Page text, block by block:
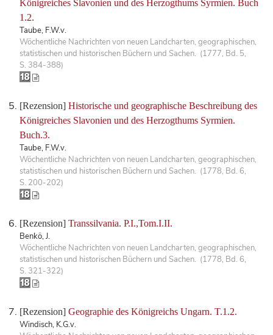
Königreiches Slavonien und des Herzogthums Syrmien. Buch
1.2.
Taube, F.W.v.
Wöchentliche Nachrichten von neuen Landcharten, geographischen,
statistischen und historischen Büchern und Sachen. (1777, Bd. 5,
S. 384-388)
[Rezension] Historische und geographische Beschreibung des
Königreiches Slavonien und des Herzogthums Syrmien.
Buch.3.
Taube, F.W.v.
Wöchentliche Nachrichten von neuen Landcharten, geographischen,
statistischen und historischen Büchern und Sachen. (1778, Bd. 6,
S. 200-202)
[Rezension] Transsilvania. P.I.,Tom.I.II.
Benkö, J.
Wöchentliche Nachrichten von neuen Landcharten, geographischen,
statistischen und historischen Büchern und Sachen. (1778, Bd. 6,
S. 321-322)
[Rezension] Geographie des Königreichs Ungarn. T.1.2.
Windisch, K.G.v.